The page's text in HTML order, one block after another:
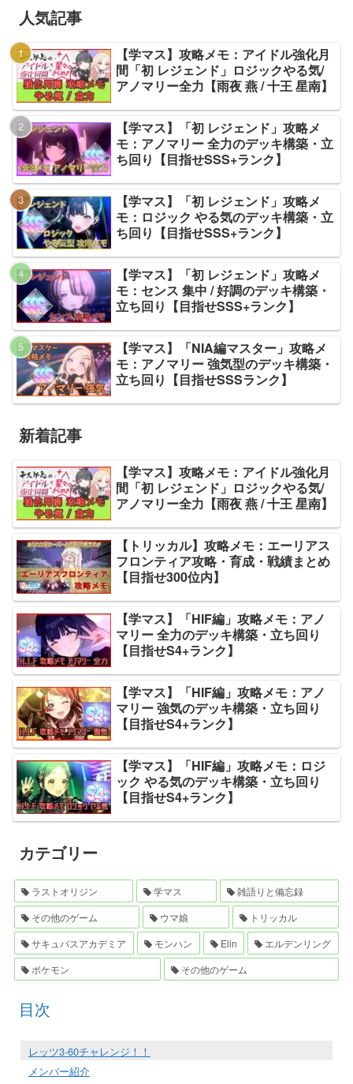
人気記事
【学マス】攻略メモ：アイドル強化月
間「初 レジェンド」ロジックやる気/
アノマリー全力【雨夜 燕 / 十王 星南】
【学マス】「初 レジェンド」攻略メ
モ：アノマリー 全力のデッキ構築・立
ち回り【目指せSSS+ランク】
【学マス】「初 レジェンド」攻略メ
モ：ロジック やる気のデッキ構築・立
ち回り【目指せSSS+ランク】
【学マス】「初 レジェンド」攻略メ
モ：センス 集中 / 好調のデッキ構築・
立ち回り【目指せSSS+ランク】
【学マス】「NIA編マスター」攻略メ
モ：アノマリー 強気型のデッキ構築・
立ち回り【目指せSSSランク】
新着記事
【学マス】攻略メモ：アイドル強化月
間「初 レジェンド」ロジックやる気/
アノマリー全力【雨夜 燕 / 十王 星南】
【トリッカル】攻略メモ：エーリアス
フロンティア攻略・育成・戦績まとめ
【目指せ300位内】
【学マス】「HIF編」攻略メモ：アノ
マリー 全力のデッキ構築・立ち回り
【目指せS4+ランク】
【学マス】「HIF編」攻略メモ：アノ
マリー 強気のデッキ構築・立ち回り
【目指せS4+ランク】
【学マス】「HIF編」攻略メモ：ロジ
ック やる気のデッキ構築・立ち回り
【目指せS4+ランク】
カテゴリー
ラストオリジン 学マス
雑語りと備忘録
その他のゲーム
ウマ娘
トリッカル
サキュバスアカデミア
モンハン Elin
エルデンリング
ポケモン
その他のゲーム
目次
レッツ3-60チャレンジ！！
メンバー紹介